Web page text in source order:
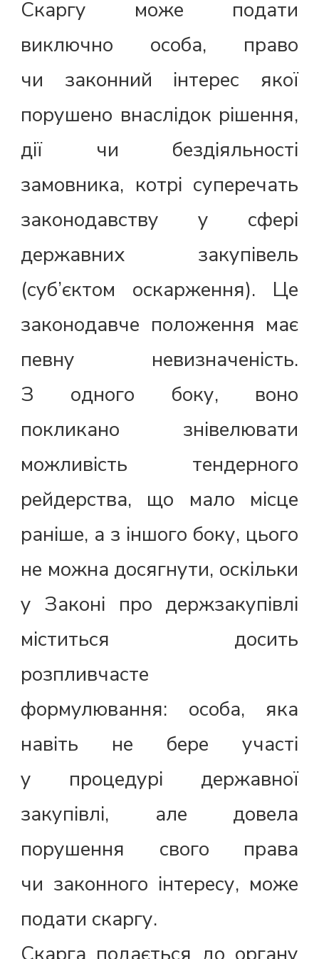
Скаргу може подати
виключно особа, право
чи законний інтерес якої
порушено внаслідок рішення,
дії чи бездіяльності
замовника, котрі суперечать
законодавству у сфері
державних закупівель
(суб’єктом оскарження). Це
законодавче положення має
певну невизначеність.
З одного боку, воно
покликано знівелювати
можливість тендерного
рейдерства, що мало місце
раніше, а з іншого боку, цього
не можна досягнути, оскільки
у Законі про держзакупівлі
міститься досить
розпливчасте
формулювання: особа, яка
навіть не бере участі
у процедурі державної
закупівлі, але довела
порушення свого права
чи законного інтересу, може
подати скаргу.